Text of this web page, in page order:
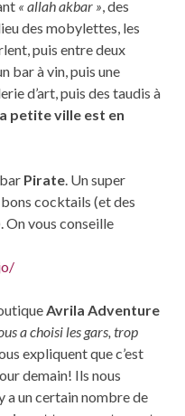
« allah akbar », des
des mobylettes, les
puis entre deux
bar à vin, puis une
d’art, puis des taudis à
petite ville est en
Pirate. Un super
cocktails (et des
vous conseille
Avrila Adventure
a choisi les gars, trop
expliquent que c’est
demain! Ils nous
a un certain nombre de